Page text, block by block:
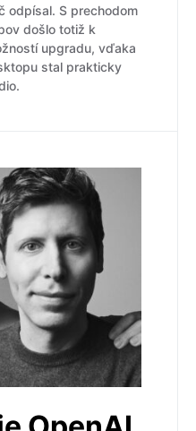
odpísal. S prechodom
došlo totiž k
upgradu, vďaka
stal prakticky